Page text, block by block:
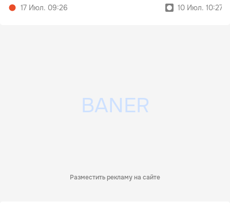
17 Июл. 09:26
10 Июл. 10:27
Разместить рекламу на сайте